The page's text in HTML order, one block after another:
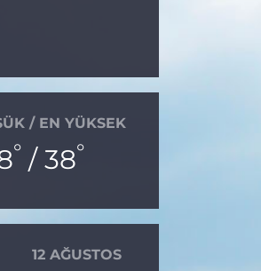
/ EN YÜKSEK
°/ 38°
12 AĞUSTOS